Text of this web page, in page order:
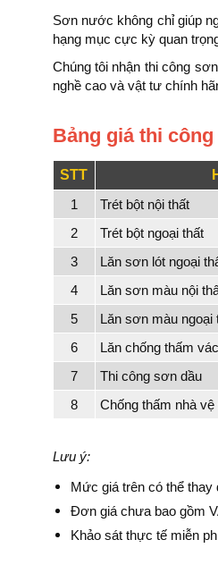
Sơn nước không chỉ giúp
hạng mục cực kỳ quan
Chúng tôi nhận thi công
nghề cao và vật tư chính
Bảng giá thi
STT
1
Trét bột nội thất
2
Trét bột ngoại thất
3
Lăn sơn lót ngoại
4
Lăn sơn màu nội
5
Lăn sơn màu ngoại
6
Lăn chống thấm
7
Thi công sơn dầu
8
Chống thấm nhà
Lưu ý:
Mức giá trên có thể
Đơn giá chưa bao gồm
Khảo sát thực tế miễn